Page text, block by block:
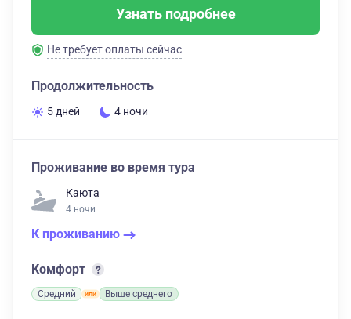
Узнать подробнее
Не требует оплаты сейчас
Продолжительность
5 дней 4 ночи
Проживание во время тура
Каюта
4 ночи
К проживанию
Комфорт
Средний Выше среднего